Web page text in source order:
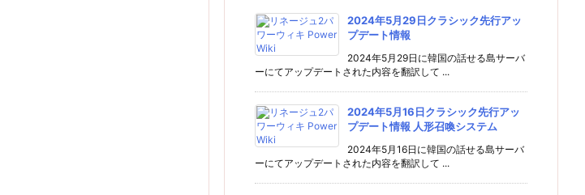
2024年5月29日クラシック先行アッ
プデート情報
2024年5月29日に韓国の話せる島サーバ
ーにてアップデートされた内容を翻訳して ...
2024年5月16日クラシック先行アッ
プデート情報 人形召喚システム
2024年5月16日に韓国の話せる島サーバ
ーにてアップデートされた内容を翻訳して ...